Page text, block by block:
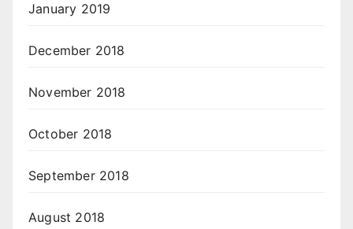
January 2019
December 2018
November 2018
October 2018
September 2018
August 2018